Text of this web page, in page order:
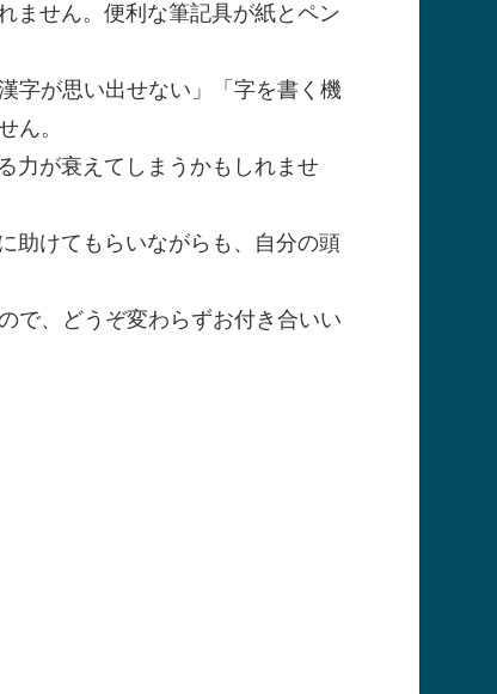
ません。便利な筆記具が紙とペン
字が思い出せない」「字を書く機
ん。
力が衰えてしまうかもしれませ
助けてもらいながらも、自分の頭
で、どうぞ変わらずお付き合いい